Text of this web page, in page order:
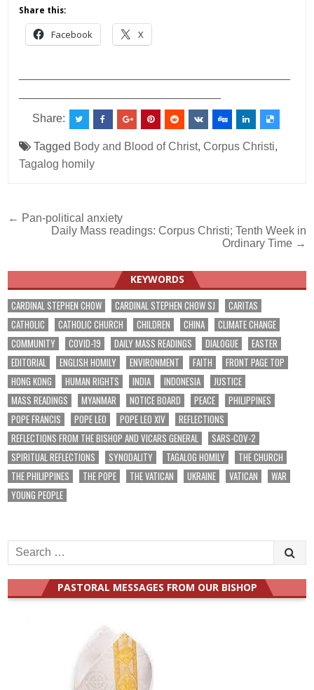
Share this:
Facebook X
Share:
Tagged Body and Blood of Christ,Corpus Christi,
Tagalog homily
Post
navigation
← Pan-political anxiety
Daily Mass readings: Corpus Christi; Tenth Week in
Ordinary Time →
KEYWORDS
CARDINAL STEPHEN CHOW CARDINAL STEPHEN CHOW SJ
CARITAS
CATHOLIC
CATHOLIC CHURCH CHILDREN CHINA
CLIMATE CHANGE
COMMUNITY
COVID-19 DAILY MASS READINGS DIALOGUE
EASTER
EDITORIAL
ENGLISH HOMILY ENVIRONMENT FAITH
FRONT PAGE TOP
HONG KONG
HUMAN RIGHTS INDIA INDONESIA
JUSTICE
MASS READINGS
MYANMAR NOTICE BOARD PEACE
PHILIPPINES
POPE FRANCIS
POPE LEO POPE LEO XIV
REFLECTIONS
REFLECTIONS FROM THE BISHOP AND VICARS GENERAL
SARS-COV-2
SPIRITUAL REFLECTIONS
SYNODALITY TAGALOG HOMILY
THE CHURCH
THE PHILIPPINES
THE POPE THE VATICAN UKRAINE VATICAN
WAR
YOUNG PEOPLE
Search
for:
PASTORAL MESSAGES FROM OUR BISHOP